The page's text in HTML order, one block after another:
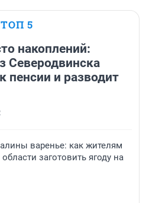
ТОП 5
накоплений:
Северодвинска
пенсии и разводит
варенье: как жителям
заготовить ягоду на